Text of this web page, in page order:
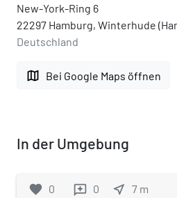
New-York-Ring 6
22297 Hamburg, Winterhude
Deutschland
map Bei Google Maps öffnen
In der Umgebung
favorite 0 reviews 0 near_me 7 m